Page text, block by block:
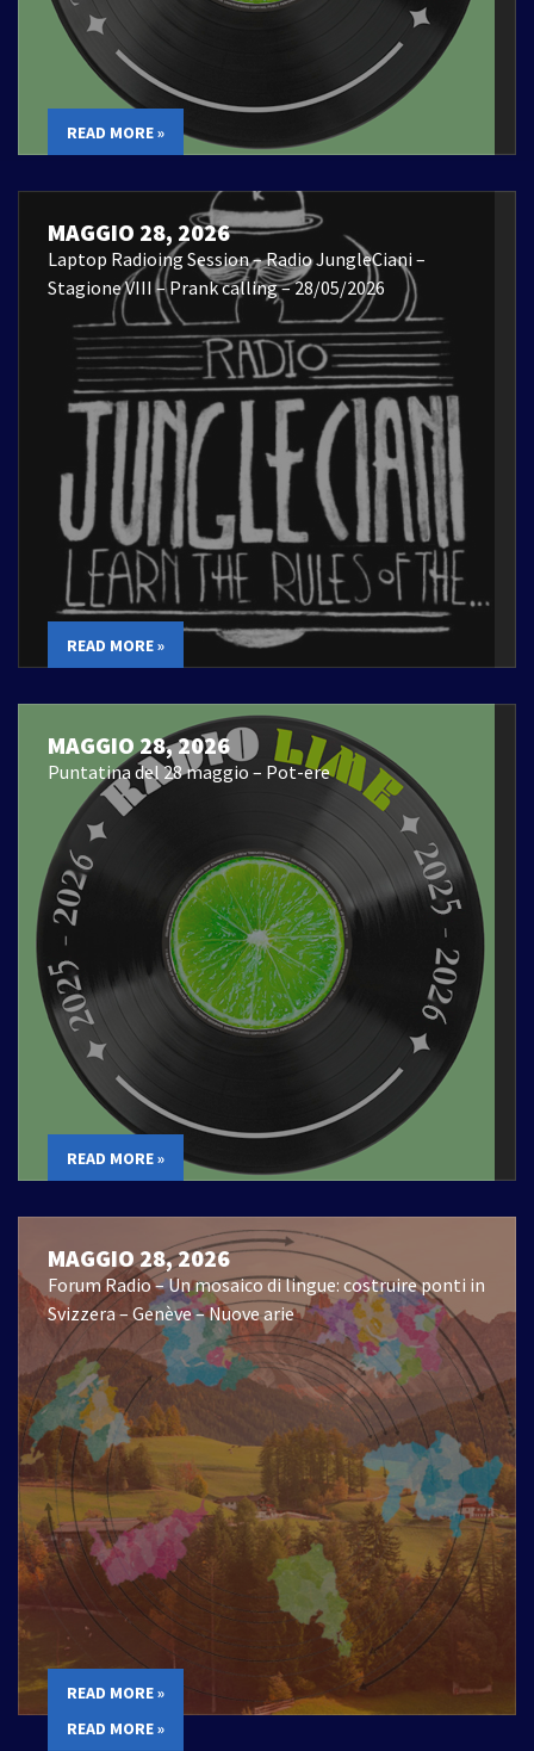
READ MORE »
MAGGIO 28, 2026
Laptop Radioing Session – Radio JungleCiani –
Stagione VIII – Prank calling – 28/05/2026
READ MORE »
MAGGIO 28, 2026
Puntatina del 28 maggio – Pot-ere
READ MORE »
MAGGIO 28, 2026
Forum Radio – Un mosaico di lingue: costruire ponti in
Svizzera – Genève – Nuove arie
READ MORE »
READ MORE »